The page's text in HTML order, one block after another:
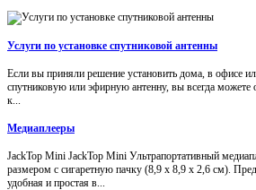
Услуги по установке спутниковой антенны
Если вы приняли решение установить дома, в офисе
спутниковую или эфирную антенну, вы всегда можете
к...
Медиаплееры
JackTop Mini JackTop Mini Ультрапортативный
размером с сигаретную пачку (8,9 x 8,9 x 2,6 см).
удобная и простая в...